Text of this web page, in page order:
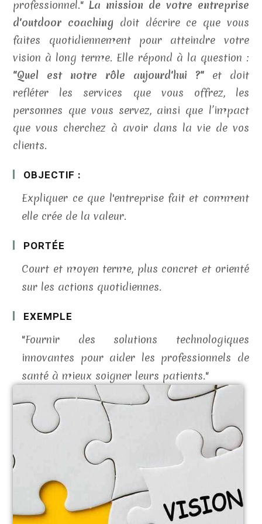
professionnel."La mission de votre entreprise
d'outdoor coaching doit décrire ce que vous
faites quotidiennement pour atteindre votre
vision à long terme. Elle répond à la question :
"Quel est notre rôle aujourd'hui ?"et doit
refléter les services que vous offrez, les
personnes que vous servez, ainsi que l’impact
que vous cherchez à avoir dans la vie de vos
clients.
OBJECTIF :
Expliquer ce que l'entreprise fait et comment
elle crée de la valeur.
PORTÉE
Court et moyen terme, plus concret et orienté
sur les actions quotidiennes.
EXEMPLE
"Fournir des solutions technologiques
innovantes pour aider les professionnels de
santé à mieux soigner leurs patients."